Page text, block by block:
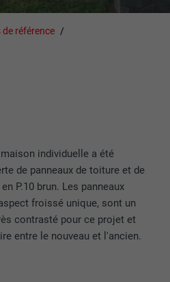
référence
individuelle a été
de panneaux de toiture et de
P.10 brun. Les panneaux
froissé unique, sont un
contrasté pour ce projet et
entre le nouveau et l'ancien.